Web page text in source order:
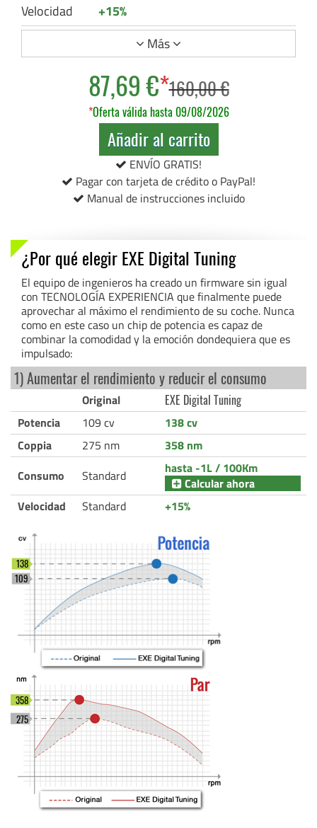
Velocidad
+15%
Más
87,69 €*160,00 €
*Oferta válida hasta 09/08/2026
Añadir al carrito
ENVÍO GRATIS!
Pagar con tarjeta de crédito o PayPal!
Manual de instrucciones incluido
¿Por qué elegir EXE Digital Tuning
El equipo de ingenieros ha creado un firmware sin igual
con TECNOLOGÍA EXPERIENCIA que finalmente puede
aprovechar al máximo el rendimiento de su coche. Nunca
como en este caso un chip de potencia es capaz de
combinar la comodidad y la emoción dondequiera que es
impulsado:
1) Aumentar el rendimiento y reducir el consumo
Original
EXE Digital Tuning
Potencia
109 cv
138 cv
Coppia
275 nm
358 nm
Consumo
Standard
hasta -1L / 100Km
Calcular ahora
Velocidad
Standard +15%
109
138
275
358